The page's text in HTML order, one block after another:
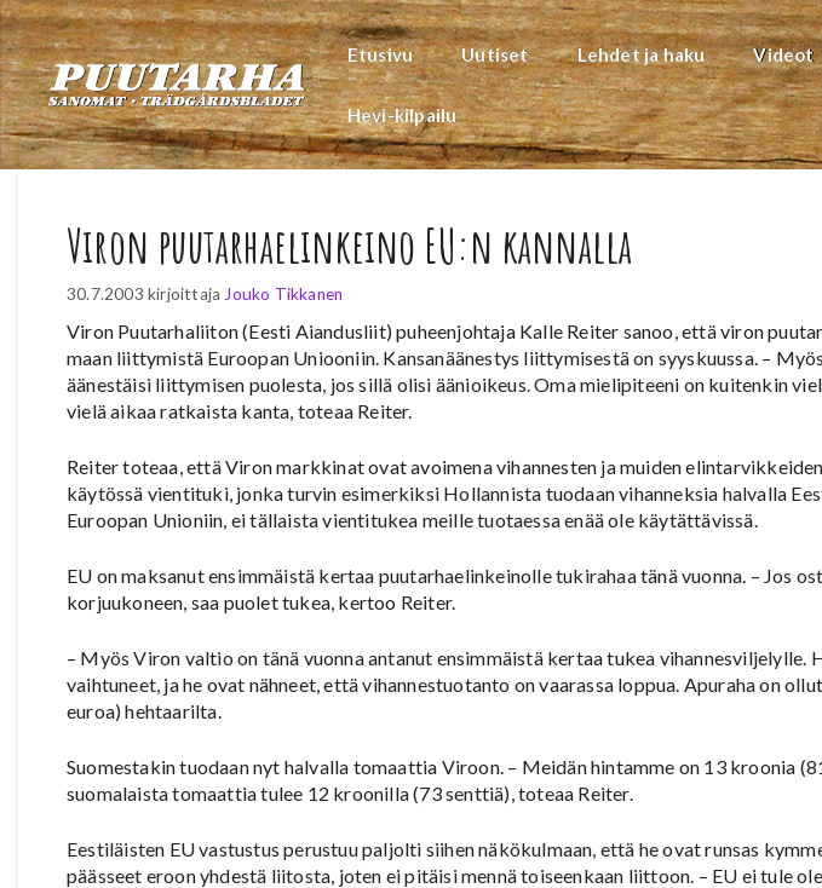
Siirry
sisältöön
Etusivu Uutiset Lehdet ja haku Videot
Hevi-kilpailu
Viron puutarhaelinkeino EU:n kannalla
30.7.2003 kirjoittaja Jouko Tikkanen
Viron Puutarhaliiton (Eesti Aiandusliit) puheenjohtaja Kalle Reiter sanoo, että viron
maan liittymistä Euroopan Uniooniin. Kansanäänestys liittymisestä on syyskuussa. –
äänestäisi liittymisen puolesta, jos sillä olisi äänioikeus. Oma mielipiteeni on kuitenkin
vielä aikaa ratkaista kanta, toteaa Reiter.
Reiter toteaa, että Viron markkinat ovat avoimena vihannesten ja muiden
käytössä vientituki, jonka turvin esimerkiksi Hollannista tuodaan vihanneksia halvalla
Euroopan Unioniin, ei tällaista vientitukea meille tuotaessa enää ole käytättävissä.
EU on maksanut ensimmäistä kertaa puutarhaelinkeinolle tukirahaa tänä vuonna. – Jos
korjuukoneen, saa puolet tukea, kertoo Reiter.
– Myös Viron valtio on tänä vuonna antanut ensimmäistä kertaa tukea
vaihtuneet, ja he ovat nähneet, että vihannestuotanto on vaarassa loppua. Apuraha on
euroa) hehtaarilta.
Suomestakin tuodaan nyt halvalla tomaattia Viroon. – Meidän hintamme on 13 kroonia
suomalaista tomaattia tulee 12 kroonilla (73 senttiä), toteaa Reiter.
Eestiläisten EU vastustus perustuu paljolti siihen näkökulmaan, että he ovat runsas
päässeet eroon yhdestä liitosta, joten ei pitäisi mennä toiseenkaan liittoon. – EU ei tule